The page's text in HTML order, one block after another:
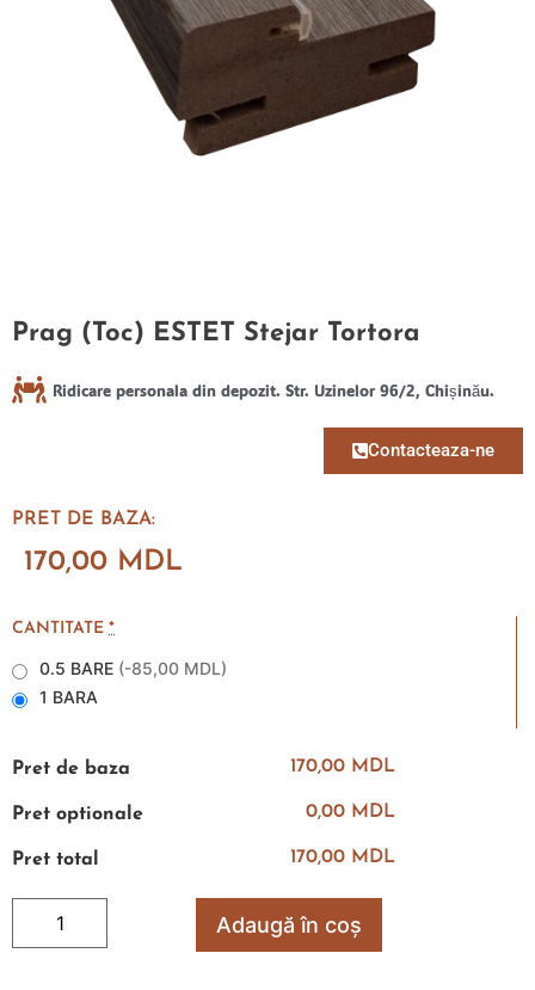
Prag (Toc) ESTET Stejar Tortora
Ridicare personala din depozit. Str. Uzinelor 96/2, Chișinău.
Contacteaza-ne
PRET DE BAZA:
170,00 MDL
CANTITATE *
0.5 BARE (-85,00 MDL)
1 BARA
Pret de baza 170,00 MDL
Pret optionale 0,00 MDL
Pret total 170,00 MDL
Adaugă în coș